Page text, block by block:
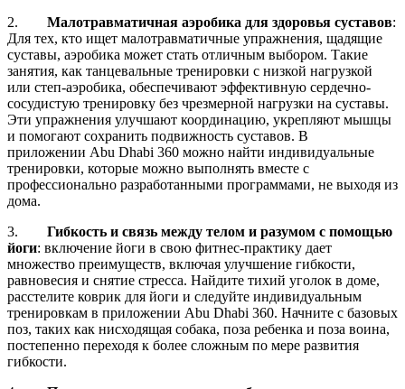
2. Малотравматичная аэробика для здоровья суставов:
Для тех, кто ищет малотравматичные упражнения, щадящие
суставы, аэробика может стать отличным выбором. Такие
занятия, как танцевальные тренировки с низкой нагрузкой
или степ-аэробика, обеспечивают эффективную сердечно-
сосудистую тренировку без чрезмерной нагрузки на суставы.
Эти упражнения улучшают координацию, укрепляют мышцы
и помогают сохранить подвижность суставов. В
приложении Abu Dhabi 360 можно найти индивидуальные
тренировки, которые можно выполнять вместе с
профессионально разработанными программами, не выходя из
дома.
3. Гибкость и связь между телом и разумом с помощью
йоги: включение йоги в свою фитнес-практику дает
множество преимуществ, включая улучшение гибкости,
равновесия и снятие стресса. Найдите тихий уголок в доме,
расстелите коврик для йоги и следуйте индивидуальным
тренировкам в приложении Abu Dhabi 360. Начните с базовых
поз, таких как нисходящая собака, поза ребенка и поза воина,
постепенно переходя к более сложным по мере развития
гибкости.